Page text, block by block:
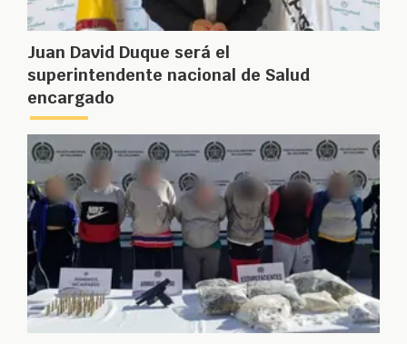
Juan David Duque será el
superintendente nacional de Salud
encargado